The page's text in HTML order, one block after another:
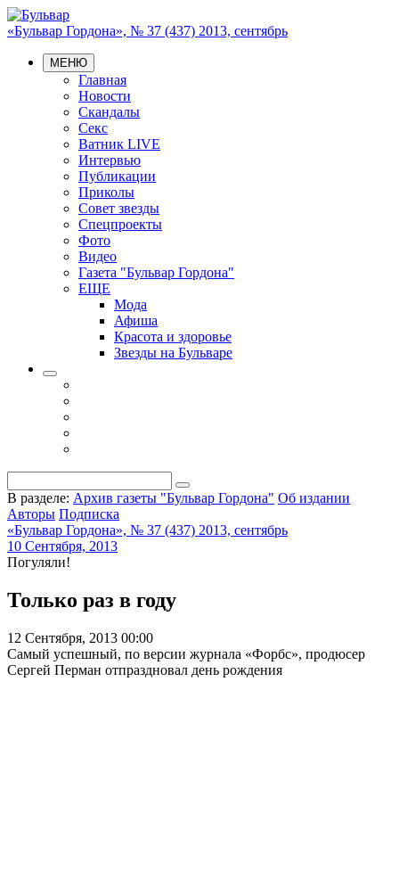
«Бульвар Гордона», № 37 (437) 2013, сентябрь
МЕНЮ
Главная
Новости
Скандалы
Секс
Ватник LIVE
Интервью
Публикации
Приколы
Совет звезды
Спецпроекты
Фото
Видео
Газета "Бульвар Гордона"
ЕЩЕ
Мода
Афиша
Красота и здоровье
Звезды на Бульваре
В разделе: Архив газеты "Бульвар Гордона" Об издании
Авторы Подписка
«Бульвар Гордона», № 37 (437) 2013, сентябрь
10 Сентября, 2013
Погуляли!
Только раз в году
12 Сентября, 2013 00:00
Самый успешный, по версии журнала «Форбс», продюсер
Сергей Перман отпраздновал день рождения